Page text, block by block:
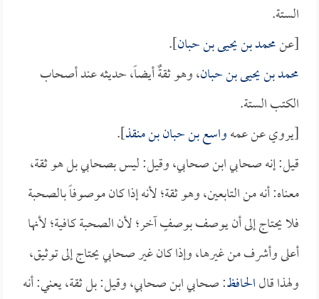
الستة.
[عنمحمد بن يحيى بن حبان].
محمد بن يحيى بن حبان، وهو ثقةٌ أيضاً، حديثه عند أصحاب
الكتب الستة.
[يروي عن عمهواسع بن حبان بن منقذ].
قيل: إنه صحابي ابن صحابي، وقيل: ليس بصحابي بل هو ثقة،
معناه: أنه من التابعين، وهو ثقة؛ لأنه إذا كان موصوفاً بالصحبة
فلا يحتاج إلى أن يوصف بوصفٍ آخر؛ لأن الصحبة كافية؛ لأنها
أعلى وأشرف من غيرها، وإذا كان غير صحابي يحتاج إلى توثيق،
ولهذا قالالحافظ: صحابي ابن صحابي، وقيل: بل ثقة، يعني: أنه